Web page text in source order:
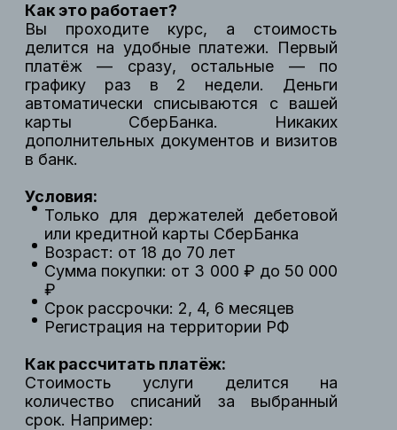
Как это работает?
Вы проходите курс, а стоимость
делится на удобные платежи. Первый
платёж — сразу, остальные — по
графику раз в 2 недели. Деньги
автоматически списываются с вашей
карты СберБанка. Никаких
дополнительных документов и визитов
в банк.
Условия:
Только для держателей дебетовой
или кредитной карты СберБанка
Возраст: от 18 до 70 лет
Сумма покупки: от 3 000 ₽ до 50 000
₽
Срок рассрочки: 2, 4, 6 месяцев
Регистрация на территории РФ
Как рассчитать платёж:
Стоимость услуги делится на
количество списаний за выбранный
срок. Например: